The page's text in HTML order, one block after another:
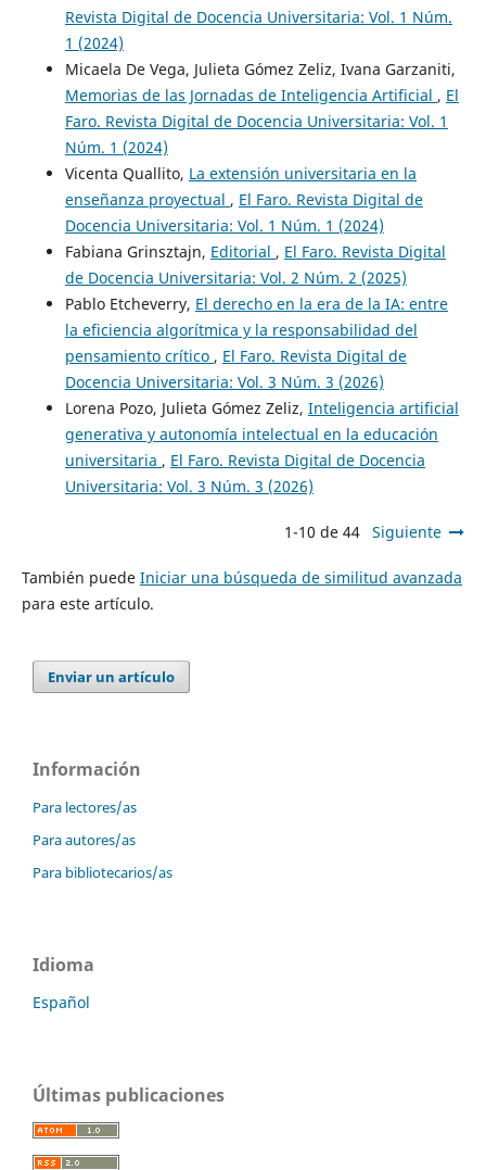
Revista Digital de Docencia Universitaria: Vol. 1 Núm.
1 (2024)
Micaela De Vega, Julieta Gómez Zeliz, Ivana Garzaniti,
Memorias de las Jornadas de Inteligencia Artificial , El
Faro. Revista Digital de Docencia Universitaria: Vol. 1
Núm. 1 (2024)
Vicenta Quallito, La extensión universitaria en la
enseñanza proyectual , El Faro. Revista Digital de
Docencia Universitaria: Vol. 1 Núm. 1 (2024)
Fabiana Grinsztajn, Editorial , El Faro. Revista Digital
de Docencia Universitaria: Vol. 2 Núm. 2 (2025)
Pablo Etcheverry, El derecho en la era de la IA: entre
la eficiencia algorítmica y la responsabilidad del
pensamiento crítico , El Faro. Revista Digital de
Docencia Universitaria: Vol. 3 Núm. 3 (2026)
Lorena Pozo, Julieta Gómez Zeliz, Inteligencia artificial
generativa y autonomía intelectual en la educación
universitaria , El Faro. Revista Digital de Docencia
Universitaria: Vol. 3 Núm. 3 (2026)
1-10 de 44 Siguiente
También puede Iniciar una búsqueda de similitud avanzada
para este artículo.
Enviar un artículo
Información
Para lectores/as
Para autores/as
Para bibliotecarios/as
Idioma
Español
Últimas publicaciones